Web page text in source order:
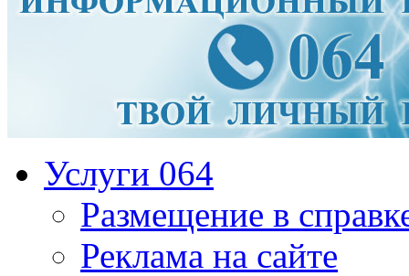
Услуги 064
Размещение в
Реклама на сайте